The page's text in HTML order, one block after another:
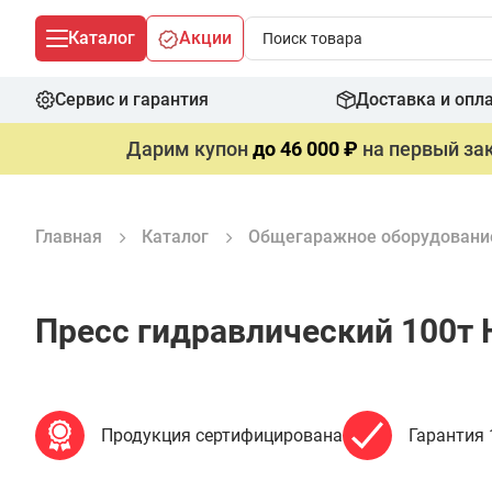
Каталог Акции
Сервис и гарантия Доставка и
Дарим купондо 46 000 ₽ на первый
Главная Каталог Общегаражное
Пресс гидравлический
Продукция сертифицирована Гарантия